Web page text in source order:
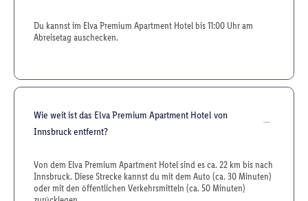
Du kannst im Elva Premium Apartment Hotel bis 11:00 Uhr am
Abreisetag auschecken.
Wie weit ist das Elva Premium Apartment Hotel von
Innsbruck entfernt?
Von dem Elva Premium Apartment Hotel sind es ca. 22 km bis nach
Innsbruck. Diese Strecke kannst du mit dem Auto (ca. 30 Minuten)
oder mit den öffentlichen Verkehrsmitteln (ca. 50 Minuten)